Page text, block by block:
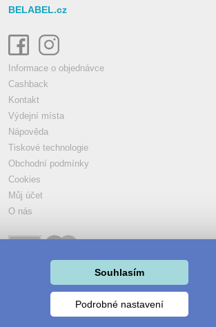
BELABEL.cz
Informace o objednávce
Cashback
Kontakt
Výdejní místa
Nápověda
Tiskové technologie
Obchodní podmínky
Cookies
Můj účet
O nás
Souhlasím
Podrobné nastavení